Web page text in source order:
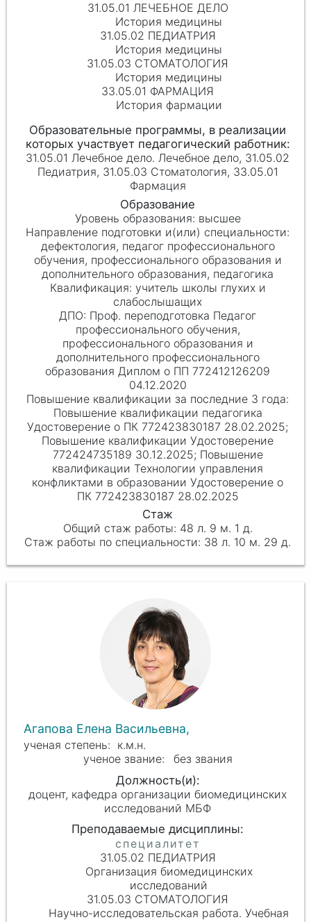
31.05.01 ЛЕЧЕБНОЕ ДЕЛО
История медицины
31.05.02 ПЕДИАТРИЯ
История медицины
31.05.03 СТОМАТОЛОГИЯ
История медицины
33.05.01 ФАРМАЦИЯ
История фармации
31.05.01 Лечебное дело. Лечебное дело, 31.05.02
Педиатрия, 31.05.03 Стоматология, 33.05.01
Фармация
высшее
дефектология, педагог профессионального
обучения, профессионального образования и
дополнительного образования, педагогика
учитель школы глухих и
слабослышащих
Проф. переподготовка Педагог
профессионального обучения,
профессионального образования и
дополнительного профессионального
образования Диплом о ПП 772412126209
04.12.2020
Повышение квалификации педагогика
Удостоверение о ПК 772423830187 28.02.2025;
Повышение квалификации Удостоверение
772424735189 30.12.2025; Повышение
квалификации Технологии управления
конфликтами в образовании Удостоверение о
ПК 772423830187 28.02.2025
48 л. 9 м. 1 д.
38 л. 10 м. 29 д.
Агапова Елена Васильевна,
к.м.н.
без звания
доцент, кафедра организации биомедицинских
исследований МБФ
31.05.02 ПЕДИАТРИЯ
Организация биомедицинских
исследований
31.05.03 СТОМАТОЛОГИЯ
Научно-исследовательская работа. Учебная